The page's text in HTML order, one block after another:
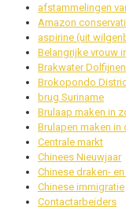
afstammelingen
Amazon
aspirine (uit
Belangrijke vrouw
Brakwater Dolfijnen
Brokopondo
brug Suriname
Brulaap maken in
Brulapen maken in
Centrale markt
Chinees Nieuwjaar
Chinese draken-
Chinese immigratie
Contactarbeiders